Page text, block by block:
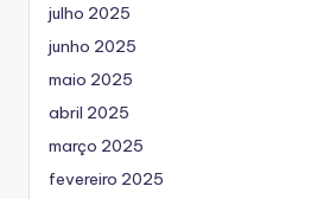
julho 2025
junho 2025
maio 2025
abril 2025
março 2025
fevereiro 2025